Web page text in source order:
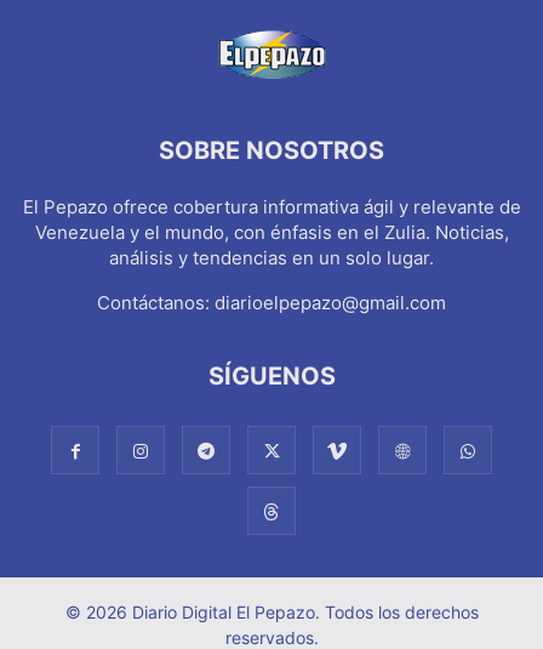
SOBRE NOSOTROS
El Pepazo ofrece cobertura informativa ágil y relevante de
Venezuela y el mundo, con énfasis en el Zulia. Noticias,
análisis y tendencias en un solo lugar.
Contáctanos: diarioelpepazo@gmail.com
SÍGUENOS
© 2026 Diario Digital El Pepazo. Todos los derechos
reservados.